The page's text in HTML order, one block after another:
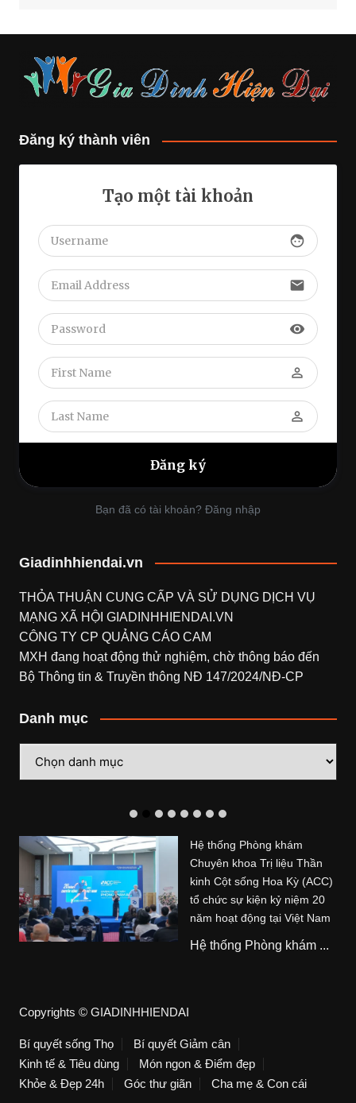
Đăng ký thành viên
Tạo một tài khoản
face
email
visibility
perm_identity
perm_identity
Bạn đã có tài khoản? Đăng nhập
Giadinhhiendai.vn
THỎA THUẬN CUNG CẤP VÀ SỬ DỤNG DỊCH VỤ
MẠNG XÃ HỘI GIADINHHIENDAI.VN
CÔNG TY CP QUẢNG CÁO CAM
MXH đang hoạt động thử nghiệm, chờ thông báo đến
Bộ Thông tin & Truyền thông NĐ 147/2024/NĐ-CP
Danh mục
mục
Hệ thống Phòng khám
Chuyên khoa Trị liệu Thần
kinh Cột sống Hoa Kỳ (ACC)
tổ chức sự kiện kỷ niệm 20
năm hoạt động tại Việt Nam
Hệ thống Phòng khám ...
Copyrights © GIADINHHIENDAI
Bí quyết sống Thọ
Bí quyết Giảm cân
Kinh tế & Tiêu dùng
Món ngon & Điểm đẹp
Khỏe & Đẹp 24h
Góc thư giãn Cha mẹ & Con cái